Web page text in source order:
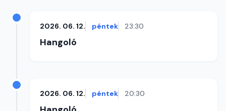
2026. 06. 12. péntek 23:30
Hangoló
2026. 06. 12. péntek 20:30